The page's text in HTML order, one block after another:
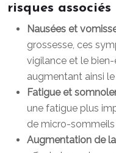
risques associés
Nausées et
grossesse, ces
vigilance et le
augmentant ainsi le
Fatigue et
une fatigue plus
de micro-
Augmentation de